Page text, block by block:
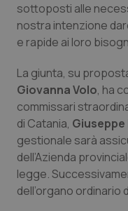
Marche
Molise
Piemonte
Provincia
Provincia
Puglia
Donna &
Epatiti
HIV
Infezioni &
Ipertensione &
Malattie rare
sottoposti alle
nostra intenzione
e rapide ai loro
La giunta, su
Giovanna Volo, ha
commissari
di Catania,
gestionale sarà
dell’Azienda
legge.
dell’organo ordinario